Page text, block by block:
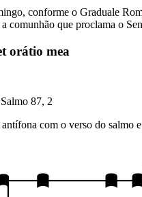
conforme o Graduale
comunhão que proclama o
orátio mea
87, 2
com o verso do salmo